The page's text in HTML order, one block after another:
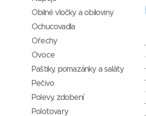
Obilné vločky a obiloviny
Ochucovadla
Ořechy
Ovoce
Paštiky, pomazánky a saláty
Pečivo
Polevy, zdobení
Polotovary